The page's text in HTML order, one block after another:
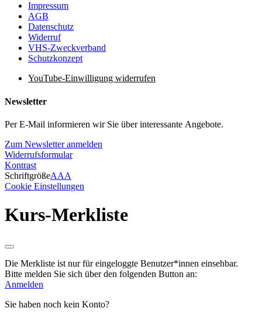
Impressum
AGB
Datenschutz
Widerruf
VHS-Zweckverband
Schutzkonzept
YouTube-Einwilligung widerrufen
Newsletter
Per E-Mail informieren wir Sie über interessante Angebote.
Zum Newsletter anmelden
Widerrufsformular
Kontrast
SchriftgrößeAAA
Cookie Einstellungen
Kurs-Merkliste
Die Merkliste ist nur für eingeloggte Benutzer*innen einsehbar.
Bitte melden Sie sich über den folgenden Button an:
Anmelden
Sie haben noch kein Konto?